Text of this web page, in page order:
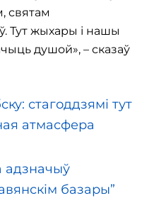
святам
Тут жыхары і нашы
душой», – сказаў
стагоддзямі тут
атмасфера
адзначыў
базары”